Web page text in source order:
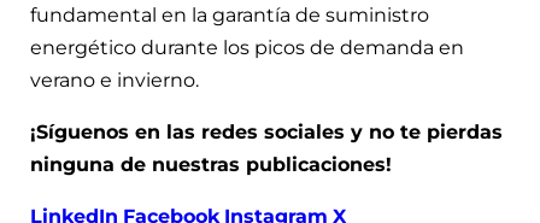
fundamental en la garantía de suministro
energético durante los picos de demanda en
verano e invierno.
¡Síguenos en las redes sociales y no te pierdas
ninguna de nuestras publicaciones!
LinkedIn Facebook Instagram X